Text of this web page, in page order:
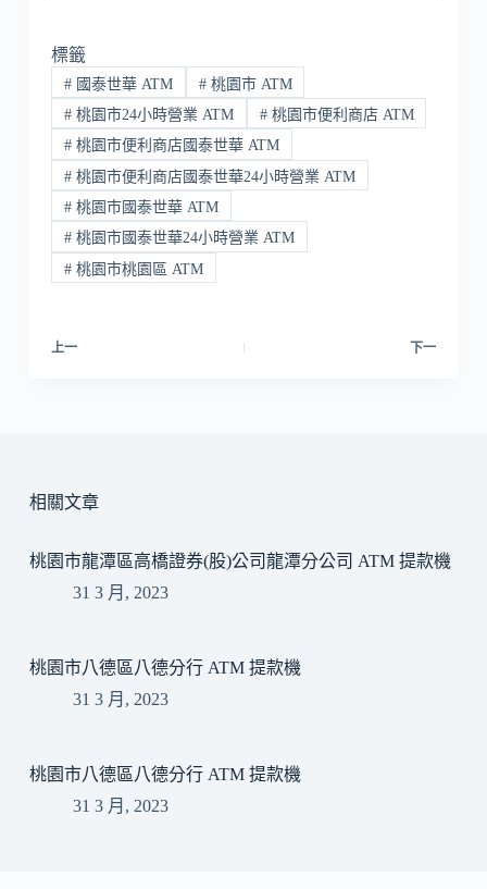
標籤
#國泰世華 ATM #桃園市 ATM
#桃園市24小時營業 ATM #桃園市便利商店 ATM
#桃園市便利商店國泰世華 ATM
#桃園市便利商店國泰世華24小時營業 ATM
#桃園市國泰世華 ATM
#桃園市國泰世華24小時營業 ATM
#桃園市桃園區 ATM
上一 下一
相關文章
桃園市龍潭區高橋證券(股)公司龍潭分公司 ATM 提款機
31 3 月, 2023
桃園市八德區八德分行 ATM 提款機
31 3 月, 2023
桃園市八德區八德分行 ATM 提款機
31 3 月, 2023